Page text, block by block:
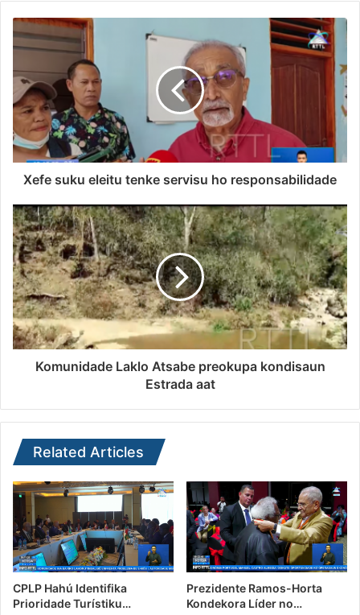
Xefe suku eleitu tenke servisu ho responsabilidade
Komunidade Laklo Atsabe preokupa kondisaun
Estrada aat
Related Articles
CPLP Hahú Identifika
Prioridade Turístiku…
Prezidente Ramos-Horta
Kondekora Líder no…